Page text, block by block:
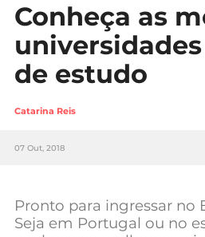
Carreira
Casa
Lifestyle
Sociedade
Negócios
Conheça as
de estudo
Catarina Reis
07 Out, 2018
Pronto para ingressar no
Seja em Portugal ou no